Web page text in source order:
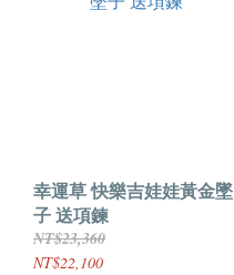
幸運草 快樂吉娃娃黃金墜
子 送項鍊
NT$23,360
NT$22,100